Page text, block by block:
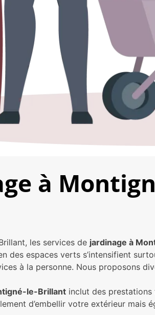
à
les services de jardinage à
des espaces verts s’intensifient
à la personne. Nous proposons
le-Brillantinclut des prestations
d’embellir votre extérieur mais